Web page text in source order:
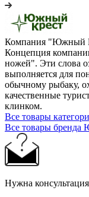
Компания "Южный
Концепция
ножей". Эти слова
выполняется для
обычному рыбаку,
качественные
клинком.
Все товары
Все товары
Нужна